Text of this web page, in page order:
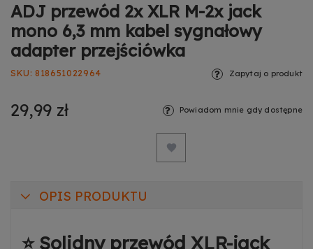
ADJ przewód 2x XLR M-2x jack
mono 6,3 mm kabel sygnałowy
adapter przejściówka
SKU 818651022964
29,99 zł
Zapytaj o produkt
Powiadom mnie gdy dostępne
OPIS PRODUKTU
⭐ Solidny przewód XLR-jack